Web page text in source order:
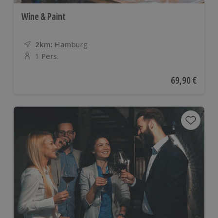
Wine & Paint
2km: Entfernung
Standort
Hamburg
Anzahl der Teilnehmer
1 Pers.
Aktueller
69,90 €